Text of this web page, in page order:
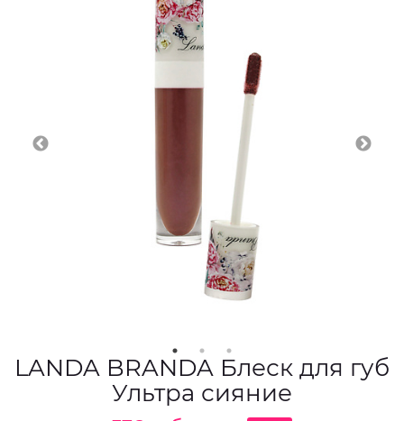
LANDA BRANDA Блеск для губ
Ультра сияние